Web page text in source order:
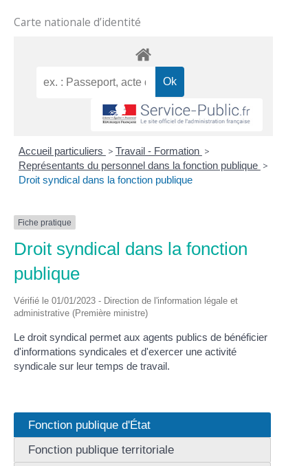
Carte nationale d’identité
Accueil particuliers > Travail - Formation >
Représentants du personnel dans la fonction publique >
Droit syndical dans la fonction publique
Fiche pratique
Droit syndical dans la fonction
publique
Vérifié le 01/01/2023 - Direction de l'information légale et
administrative (Première ministre)
Le droit syndical permet aux agents publics de bénéficier
d'informations syndicales et d'exercer une activité
syndicale sur leur temps de travail.
Fonction publique d'État
Fonction publique territoriale